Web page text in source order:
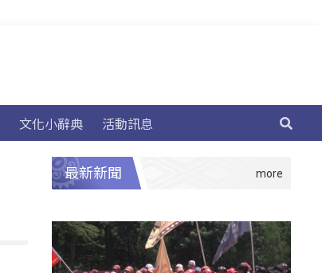
文化小辭典 活動訊息
最新新聞